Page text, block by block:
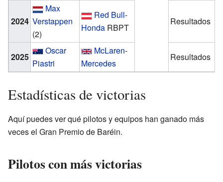
2024
Max
Verstappen
(2)
Red Bull-
Honda RBPT
Resultados
2025
Oscar
Piastri
McLaren-
Mercedes
Resultados
Estadísticas de victorias
Aquí puedes ver qué pilotos y equipos han ganado más
veces el Gran Premio de Baréin.
Pilotos con más victorias